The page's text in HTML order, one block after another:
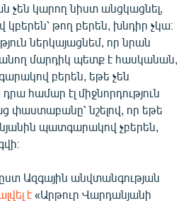
կայքերը
չեն կարող նիստ անցկացնել,
թող բերեն, խնդիր չկա։
ներկայացնեմ, որ նրան
մարդիկ պետք է հասկանան,
բերեն, եթե չեն
համար էլ միջնորդություն
փաստաբանը՝ նշելով, որ եթե
պատգարակով չբերեն,
Ազգային անվտանգության
է«Արթուր Վարդանյանի